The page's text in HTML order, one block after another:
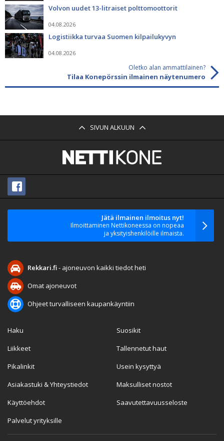
Volvon uudet 13-litraiset polttomoottorit
04.08.2026
Logistiikka turvaa Suomen kilpailukyvyn
04.08.2026
Oletko alan ammattilainen?
Tilaa Konepörssin ilmainen näytenumero
SIVUN ALKUUN
Jätä ilmainen ilmoitus nyt!
Ilmoittaminen Nettikoneessa on nopeaa
ja yksityishenkilöille ilmaista.
Rekkari.fi- ajoneuvon kaikki tiedot heti
Omat ajoneuvot
Ohjeet turvalliseen kaupankäyntiin
Haku
Liikkeet
Pikalinkit
Asiakastuki & Yhteystiedot
Käyttöehdot
Palvelut yrityksille
Suosikit
Tallennetut haut
Usein kysyttyä
Maksulliset nostot
Saavutettavuusseloste